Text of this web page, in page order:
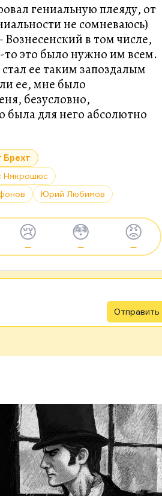
гениальную плеяду, от
не сомневаюсь)
в том числе,
это было нужно им всем.
ее таким запоздалым
ее, мне было
безусловно,
была для него абсолютно
Брехт
Някрошюс
Юрий Любимов
😢
—
😳
—
😡
—
Отправить